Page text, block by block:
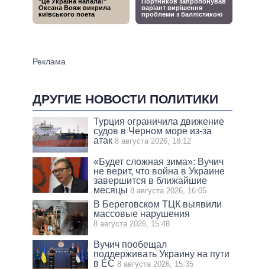
ДРУГИЕ НОВОСТИ ПОЛИТИКИ
Турция ограничила движение
судов в Черном море из-за
атак 8 августа 2026, 18:12
«Будет сложная зима»: Вучич
не верит, что война в Украине
завершится в ближайшие
месяцы 8 августа 2026, 16:05
В Береговском ТЦК выявили
массовые нарушения
8 августа 2026, 15:48
Вучич пообещал
поддерживать Украину на пути
в ЕС 8 августа 2026, 15:35